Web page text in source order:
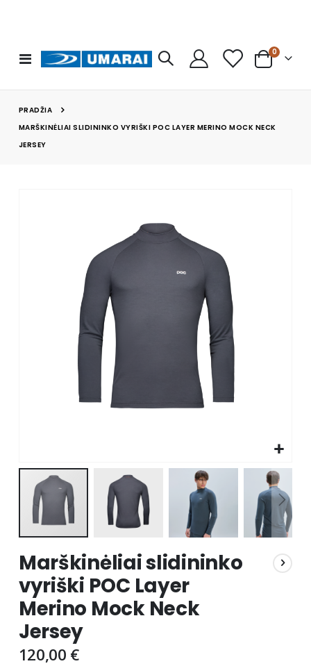
Toggle
Nav
Cart
0prekės
PRADŽIA
MARŠKINĖLIAI SLIDININKO VYRIŠKI POC LAYER MERINO MOCK NECK
JERSEY
to
the
beginning
of
the
images
gallery
Marškinėliai slidininko
vyriški POC Layer
Merino Mock Neck
Jersey
120,00 €